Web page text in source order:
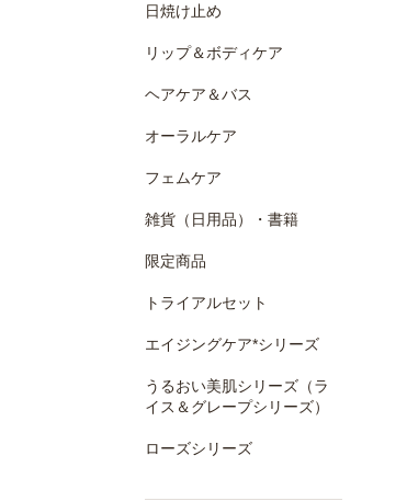
日焼け止め
リップ＆ボディケア
ヘアケア＆バス
オーラルケア
フェムケア
雑貨（日用品）・書籍
限定商品
トライアルセット
エイジングケア*シリーズ
うるおい美肌シリーズ（ラ
イス＆グレープシリーズ）
ローズシリーズ